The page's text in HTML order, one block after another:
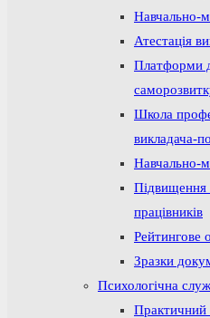
Навчально-
Атестація
Платформи
Школа
викладача-
Навчально-
Підвищення
працівників
Рейтингове
Зразки
Психологічна
Практичний